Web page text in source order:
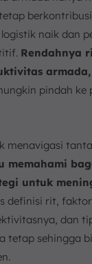
naik dan
Rendahnya
pindah ke
menavigasi
memahami
untuk
definisi rit,
dan
tetap sehingga